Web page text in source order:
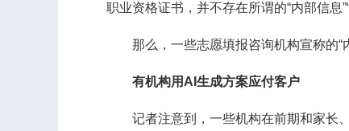
职业资格证书，并不存在所谓的“内部信息
那么，一些志愿填报咨询机构宣称的“
有机构用AI生成方案应付客户
记者注意到，一些机构在前期和家长、